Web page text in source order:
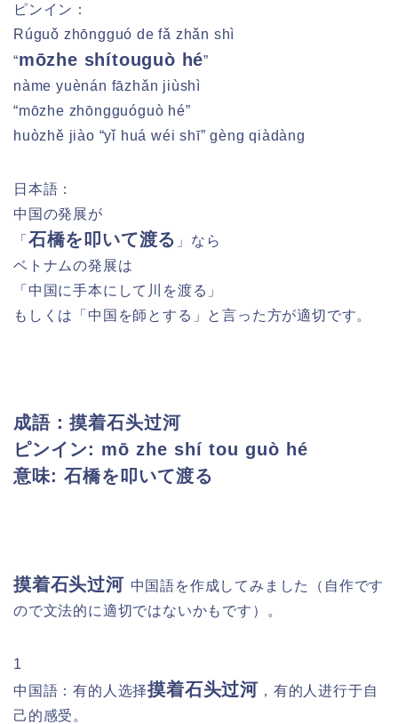
ピンイン：
Rúguǒ zhōngguó de fǎ zhǎn shì
“mōzhe shítouguò hé”
nàme yuènán fāzhǎn jiùshì
“mōzhe zhōngguóguò hé”
huòzhě jiào “yǐ huá wéi shī” gèng qiàdàng
日本語：
中国の発展が
「 石橋を叩いて渡る 」なら
ベトナムの発展は
「中国に手本にして川を渡る」
もしくは「中国を師とする」と言った方が適切です。
成語：摸着石头过河
ピンイン: mō zhe shí tou guò hé
意味: 石橋を叩いて渡る
摸着石头过河 中国語を作成してみました （ 自作です
ので文法的に適切ではないかもです）。
1
中国語：有的人选择摸着石头过河 ，有的人进行于自
己的感受。